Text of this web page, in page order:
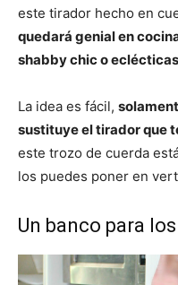
este tirador hecho en
quedará genial en
shabby chic o
La idea es fácil,
sustituye el tirador que
este trozo de cuerda
los puedes poner en
Un banco para